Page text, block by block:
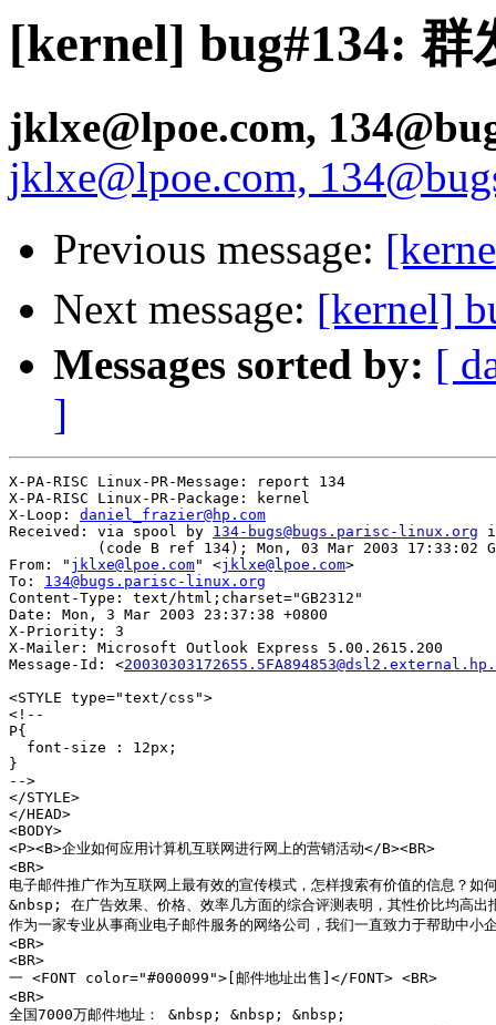
[kernel] bug#134: 群
jklxe@lpoe.com,
jklxe@lpoe.com,
Previous message:
Next message: [kernel]
Messages sorted by: [
]
X-PA-RISC Linux-PR-Message: report 134
X-PA-RISC Linux-PR-Package: kernel
X-Loop: daniel_frazier@hp.com
Received: via spool by 134-bugs@bugs.parisc-linux.org
(code B ref 134); Mon, 03 Mar 2003 17:33:02
From: " jklxe@lpoe.com" <jklxe@lpoe.com>
To: 134@bugs.parisc-linux.org
Content-Type: text/html;charset="GB2312"
Date: Mon, 3 Mar 2003 23:37:38 +0800
X-Priority: 3
X-Mailer: Microsoft Outlook Express 5.00.2615.200
Message-Id: <
<STYLE type="text/css">
<!--
P{
  font-size : 12px;
}
-->
</STYLE>
</HEAD>
<BODY>
<P><B>企业如何应用计算机互联网进行网上的营销活动</B><BR>
<BR>
电子邮件推广作为互联网上最有效的宣传模式，怎样搜索有价值的信息？
&nbsp; 在广告效果、价格、效率几方面的综合评测表明，其性价比均高出
作为一家专业从事商业电子邮件服务的网络公司，我们一直致力于帮助中
<BR>
<BR>
一 <FONT color="#000099">[邮件地址出售]</FONT> <BR>
<BR>
全国7000万邮件地址： &nbsp; &nbsp; &nbsp;